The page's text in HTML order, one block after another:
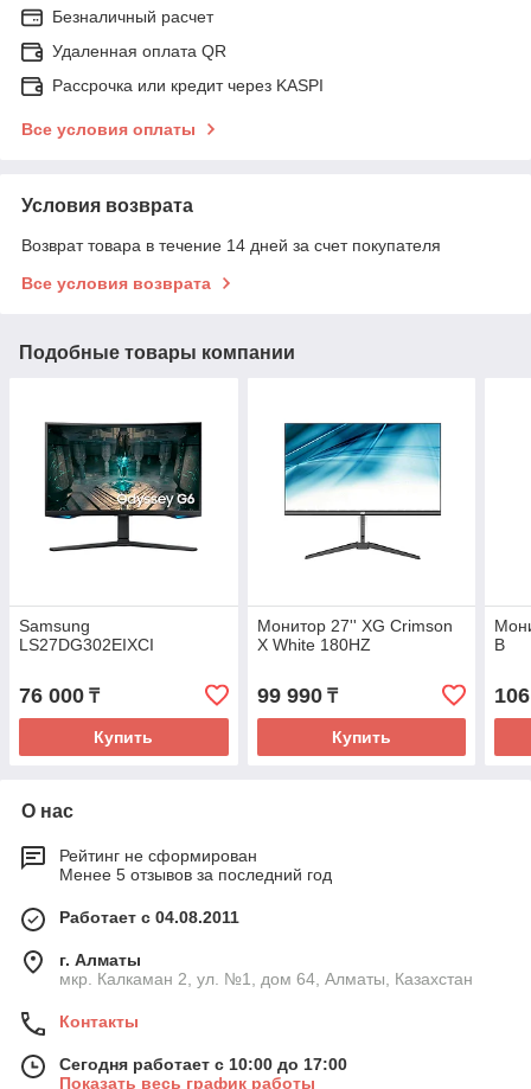
Безналичный расчет
Удаленная оплата QR
Рассрочка или кредит через KASPI
Все условия оплаты
Условия возврата
Возврат товара в течение 14 дней за счет покупателя
Все условия возврата
Подобные товары компании
Samsung
LS27DG302EIXCI
76 000 ₸
Купить
Монитор 27'' XG Crimson
X White 180HZ
99 990₸
Купить
B
О нас
Рейтинг не сформирован
Менее 5 отзывов за последний год
Работает с 04.08.2011
г. Алматы
мкр. Калкаман 2, ул. №1, дом 64, Алматы, Казахстан
Контакты
Сегодня работает с 10:00 до 17:00
Показать весь график работы